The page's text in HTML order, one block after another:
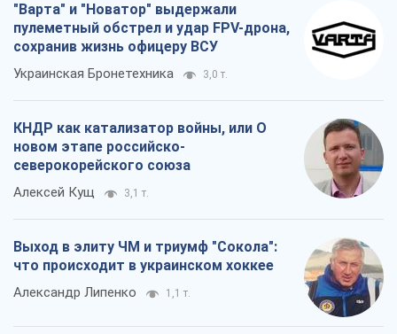
"Варта" и "Новатор" выдержали
пулеметный обстрел и удар FPV-дрона,
сохранив жизнь офицеру ВСУ
Украинская Бронетехника 3,0 т.
КНДР как катализатор войны, или О
новом этапе российско-
северокорейского союза
Алексей Кущ 3,1 т.
Выход в элиту ЧМ и триумф "Сокола":
что происходит в украинском хоккее
Александр Липенко 1,1 т.